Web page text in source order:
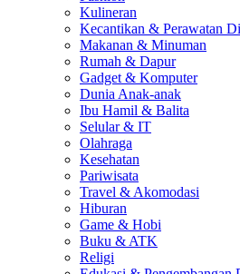
Kulineran
Kecantikan & Perawatan
Makanan & Minuman
Rumah & Dapur
Gadget & Komputer
Dunia Anak-anak
Ibu Hamil & Balita
Selular & IT
Olahraga
Kesehatan
Pariwisata
Travel & Akomodasi
Hiburan
Game & Hobi
Buku & ATK
Religi